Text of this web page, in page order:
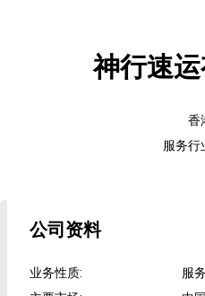
神行速
香
服务行
公司资料
业务性质:
服